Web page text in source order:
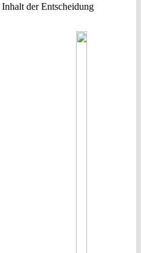
der Entscheidung